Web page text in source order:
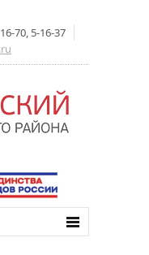
70, 5-16-37